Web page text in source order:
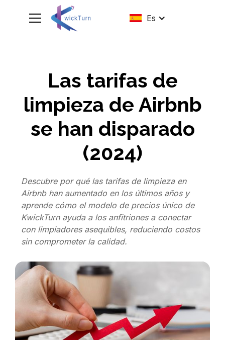
Es
Las tarifas de
limpieza de Airbnb
se han disparado
(2024)
Descubre por qué las tarifas de limpieza en
Airbnb han aumentado en los últimos años y
aprende cómo el modelo de precios único de
KwickTurn ayuda a los anfitriones a conectar
con limpiadores asequibles, reduciendo costos
sin comprometer la calidad.